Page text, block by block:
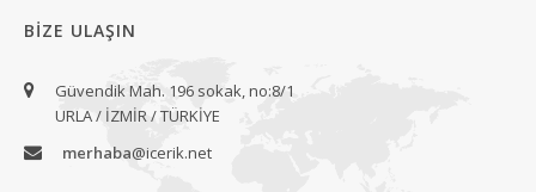
BIZE ULAŞIN
Güvendik Mah. 196 sokak, no:8/1
URLA / İZMİR / TÜRKİYE
merhaba@icerik.net